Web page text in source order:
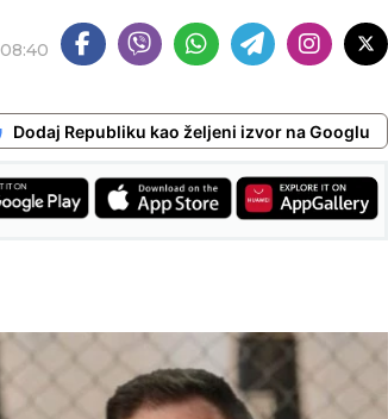
08:40
Dodaj Republiku kao željeni izvor na Googlu